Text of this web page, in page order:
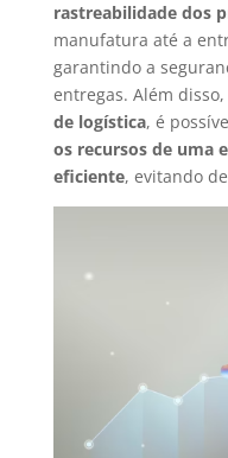
rastreabilidade dos
manufatura até a
garantindo a
entregas. Além disso,
de logística, é
os recursos de uma
eficiente, evitando